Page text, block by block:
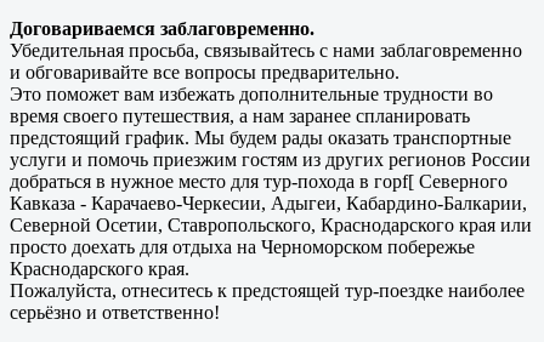
Договариваемся заблаговременно.
Убедительная просьба, связывайтесь с нами заблаговременно
и обговаривайте все вопросы предварительно.
Это поможет вам избежать дополнительные трудности во
время своего путешествия, а нам заранее спланировать
предстоящий график. Мы будем рады оказать транспортные
услуги и помочь приезжим гостям из других регионов России
добраться в нужное место для тур-похода в горf[ Северного
Кавказа - Карачаево-Черкесии, Адыгеи, Кабардино-Балкарии,
Северной Осетии, Ставропольского, Краснодарского края или
просто доехать для отдыха на Черноморском побережье
Краснодарского края.
Пожалуйста, отнеситесь к предстоящей тур-поездке наиболее
серьёзно и ответственно!